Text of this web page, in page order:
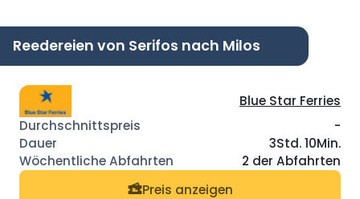
Reedereien von Serifos nach Milos
Blue Star Ferries
-
3Std. 10Min.
2 der Abfahrten
Preis anzeigen